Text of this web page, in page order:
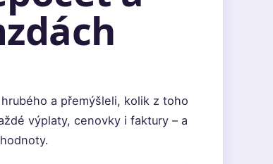
a přemýšleli, kolik z toho
výplaty, cenovky i faktury – a